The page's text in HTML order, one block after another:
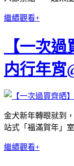
繼續觀看+
【一次
内行年宵
金犬新年轉眼就到
站式「福滿賀年」
繼續觀看+